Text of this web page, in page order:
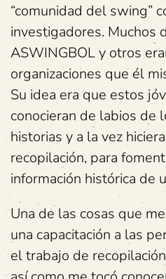
“comunidad del swing”
investigadores. Muchos
ASWINGBOL y otros
organizaciones que él
Su idea era que estos
conocieran de labios de
historias y a la vez
recopilación, para
información histórica de
Una de las cosas que
una capacitación a las
el trabajo de